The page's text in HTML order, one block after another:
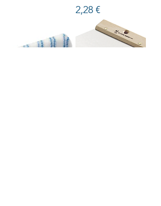
Prix
2,28 €